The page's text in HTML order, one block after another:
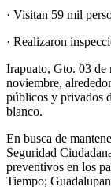
· Visitan 59 mil
· Realizaron
Irapuato, Gto. 03 de
noviembre,
públicos y privados
blanco.
En busca de
Seguridad
preventivos en los
Tiempo;